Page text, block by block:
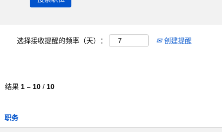
选择接收提醒的频率（天）： 创建提醒
结果 1 – 10 / 10
职务